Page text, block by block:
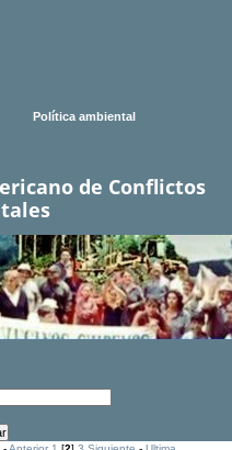
Política ambiental
de Conflictos